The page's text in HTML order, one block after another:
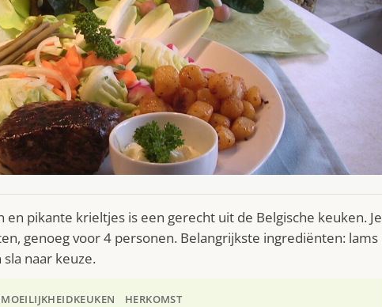
pikante krieltjes is een gerecht uit de Belgische keuken. Je
genoeg voor 4 personen. Belangrijkste ingrediënten: lams
naar keuze.
MOEILIJKHEIDKEUKEN HERKOMST